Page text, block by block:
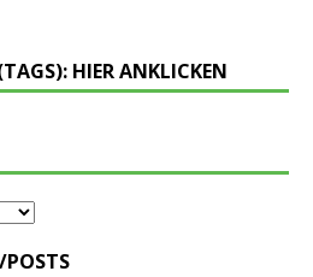
HIER ANKLICKEN
POSTS